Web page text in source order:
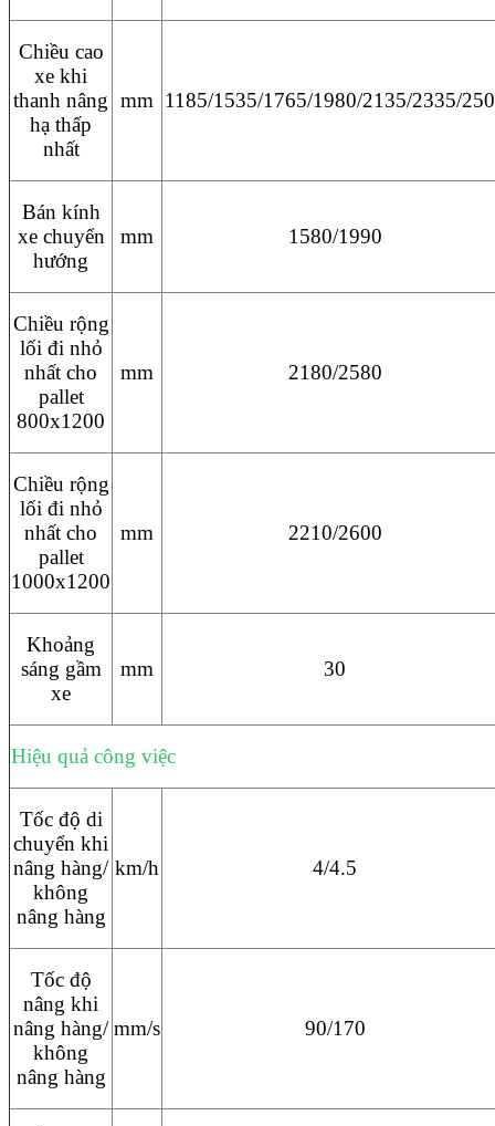
Chiều cao
xe khi
thanh nâng
hạ thấp
nhất
mm 1185/1535/1765/1980/2135/2335/
Bán kính
xe chuyển
hướng
mm 1580/1990
Chiều rộng
lối đi nhỏ
nhất cho
pallet
800x1200
mm 2180/2580
Chiều rộng
lối đi nhỏ
nhất cho
pallet
1000x1200
mm 2210/2600
Khoảng
sáng gầm
xe
mm 30
Hiệu quả công việc
Tốc độ di
chuyển khi
nâng hàng/
không
nâng hàng
km/h 4/4.5
Tốc độ
nâng khi
nâng hàng/
không
nâng hàng
mm/s 90/170